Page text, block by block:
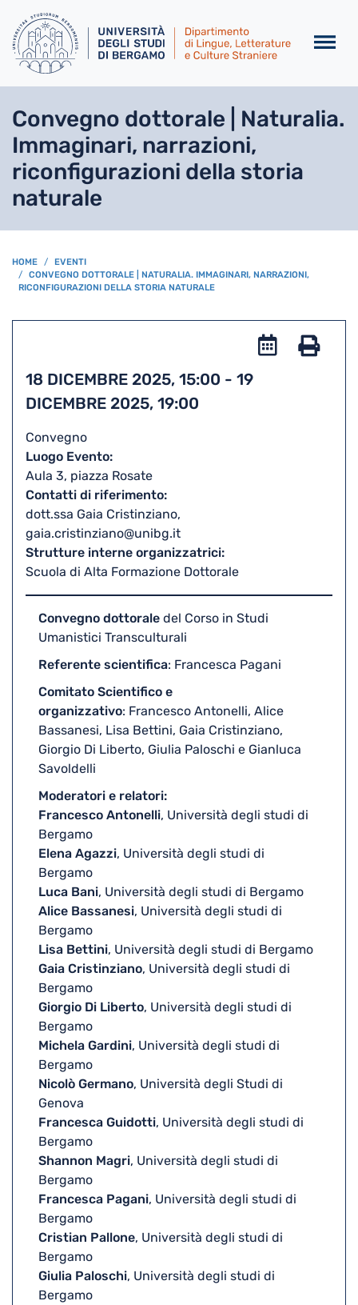
Convegno dottorale | Naturalia.
Immaginari, narrazioni,
riconfigurazioni della storia
naturale
BREADCRUMB
HOME
EVENTI
CONVEGNO DOTTORALE | NATURALIA. IMMAGINARI, NARRAZIONI,
RICONFIGURAZIONI DELLA STORIA NATURALE
Add
18 DICEMBRE 2025, 15:00 - 19
DICEMBRE 2025, 19:00
Convegno
Luogo Evento
Aula 3, piazza Rosate
Contatti di riferimento
dott.ssa Gaia Cristinziano,
gaia.cristinziano@unibg.it
Strutture interne organizzatrici
Scuola di Alta Formazione Dottorale
Convegno dottorale del Corso in Studi
Umanistici Transculturali
Referente scientifica: Francesca Pagani
Comitato Scientifico e
organizzativo: Francesco Antonelli, Alice
Bassanesi, Lisa Bettini, Gaia Cristinziano,
Giorgio Di Liberto, Giulia Paloschi e Gianluca
Savoldelli
Moderatori e relatori:
Francesco Antonelli, Università degli studi di
Bergamo
Elena Agazzi, Università degli studi di
Bergamo
Luca Bani, Università degli studi di Bergamo
Alice Bassanesi, Università degli studi di
Bergamo
Lisa Bettini, Università degli studi di Bergamo
Gaia Cristinziano, Università degli studi di
Bergamo
Giorgio Di Liberto, Università degli studi di
Bergamo
Michela Gardini, Università degli studi di
Bergamo
Nicolò Germano, Università degli Studi di
Genova
Francesca Guidotti, Università degli studi di
Bergamo
Shannon Magri, Università degli studi di
Bergamo
Francesca Pagani, Università degli studi di
Bergamo
Cristian Pallone, Università degli studi di
Bergamo
Giulia Paloschi, Università degli studi di
Bergamo